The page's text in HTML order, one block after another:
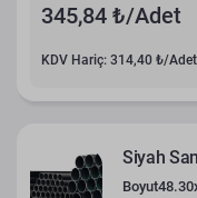
345,84 ₺/Adet
KDV Hariç: 314,40 ₺/Adet
Siyah
Boyut